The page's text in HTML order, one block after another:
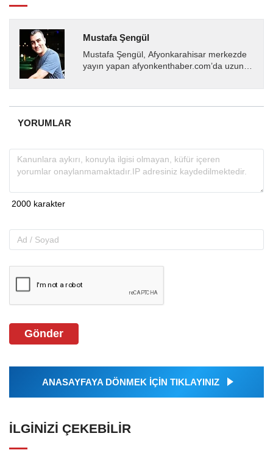
Mustafa Şengül
Mustafa Şengül, Afyonkarahisar merkezde
yayın yapan afyonkenthaber.com’da uzun
almakta, haber akışı...
YORUMLAR
Gönder
ANASAYFAYA DÖNMEK İÇİN TIKLAYINIZ
İLGINIZI ÇEKEBILIR